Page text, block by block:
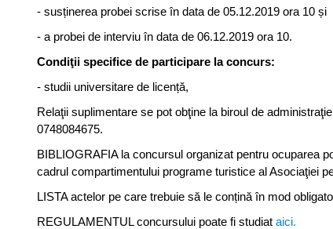
- susținerea probei scrise în data de 05.12.2019 ora 10 și
- a probei de interviu în data de 06.12.2019 ora 10.
Condiţii specifice de participare la concurs:
- studii universitare de licență,
Relaţii suplimentare se pot obţine la biroul de
0748084675.
BIBLIOGRAFIA la concursul organizat pentru ocuparea
cadrul compartimentului programe turistice al Asociaţiei
LISTA actelor pe care trebuie să le conțină în mod
REGULAMENTUL concursului poate fi studiat aici.